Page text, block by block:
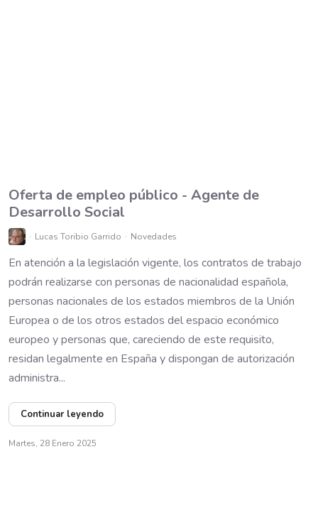
Oferta de empleo público - Agente de
Desarrollo Social
Lucas Toribio Garrido Novedades
En atención a la legislación vigente, los contratos de trabajo
podrán realizarse con personas de nacionalidad española,
personas nacionales de los estados miembros de la Unión
Europea o de los otros estados del espacio económico
europeo y personas que, careciendo de este requisito,
residan legalmente en España y dispongan de autorización
administra...
Continuar leyendo
Martes, 28 Enero 2025